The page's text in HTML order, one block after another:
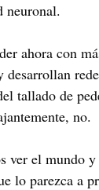
neuronal.
ahora con
desarrollan
tallado de
no.
ver el mundo
lo parezca a